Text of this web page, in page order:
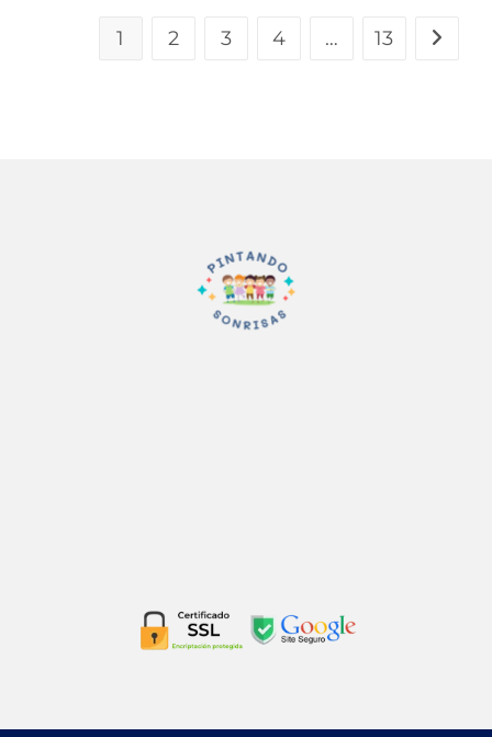
AUTISMO
1 2 3 4 … 13 Ir a la